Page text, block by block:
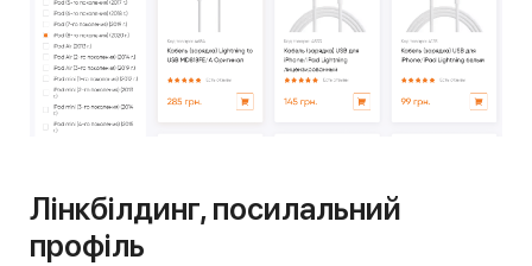
Лінкбілдинг, посилальний
профіль